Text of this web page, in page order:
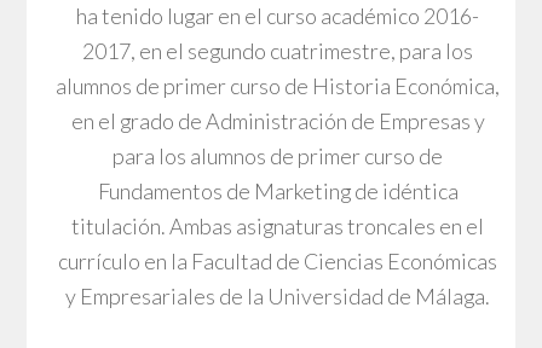
ha tenido lugar en el curso académico 2016-
2017, en el segundo cuatrimestre, para los
alumnos de primer curso de Historia Económica,
en el grado de Administración de Empresas y
para los alumnos de primer curso de
Fundamentos de Marketing de idéntica
titulación. Ambas asignaturas troncales en el
currículo en la Facultad de Ciencias Económicas
y Empresariales de la Universidad de Málaga.